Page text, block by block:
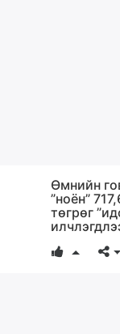
Өмнийн
”ноён”
төгрөг